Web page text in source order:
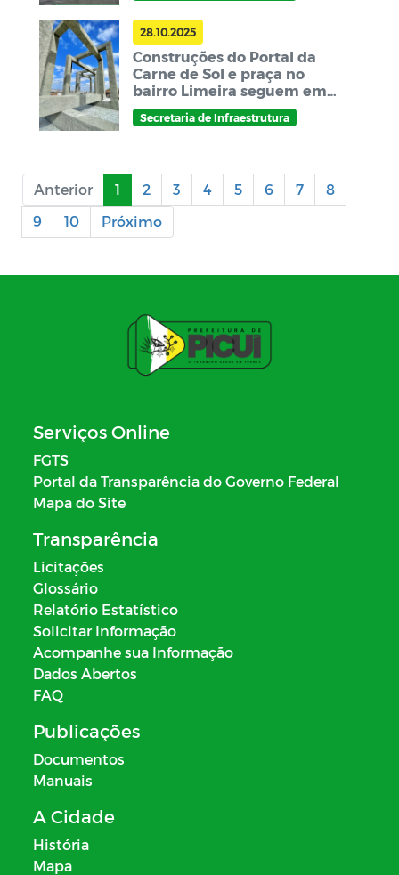
28.10.2025
Construções do Portal da
Carne de Sol e praça no
bairro Limeira seguem em
andamento
Secretaria de Infraestrutura
Anterior 1 2 3 4 5 6 7
8
9
10 Próximo
Serviços Online
FGTS
Portal da Transparência do Governo Federal
Mapa do Site
Transparência
Licitações
Glossário
Relatório Estatístico
Solicitar Informação
Acompanhe sua Informação
Dados Abertos
FAQ
Publicações
Documentos
Manuais
A Cidade
História
Mapa